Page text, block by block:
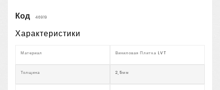
Код 46919
Характеристики
Материал Виниловая Плитка LVT
Толщина 2,5мм